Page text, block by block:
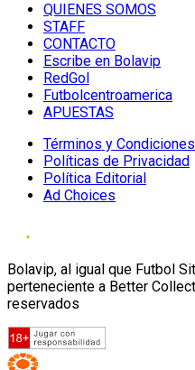
QUIENES SOMOS
STAFF
CONTACTO
Escribe en Bolavip
RedGol
Futbolcentroamerica
APUESTAS
Términos y Condiciones
Políticas de Privacidad
Política Editorial
Ad Choices
Bolavip, al igual que Futbol
perteneciente a Better
reservados